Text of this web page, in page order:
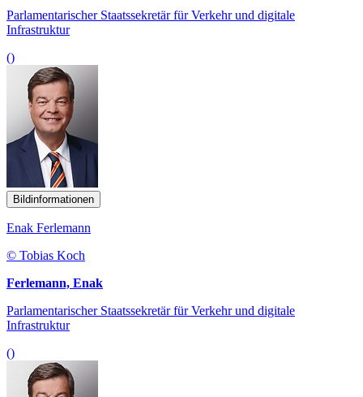
Parlamentarischer Staatssekretär für Verkehr und digitale
Infrastruktur
()
Bildinformationen
Enak Ferlemann
© Tobias Koch
Ferlemann, Enak
Parlamentarischer Staatssekretär für Verkehr und digitale
Infrastruktur
()